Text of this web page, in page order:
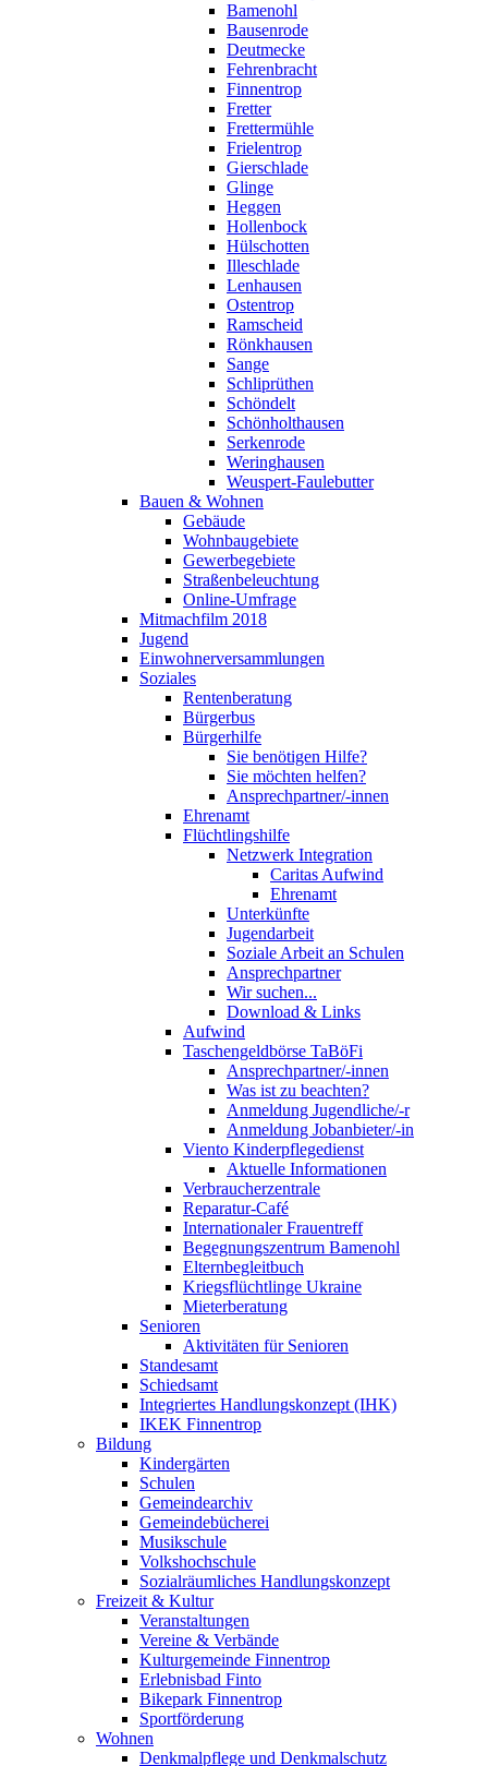
Bamenohl
Bausenrode
Deutmecke
Fehrenbracht
Finnentrop
Fretter
Frettermühle
Frielentrop
Gierschlade
Glinge
Heggen
Hollenbock
Hülschotten
Illeschlade
Lenhausen
Ostentrop
Ramscheid
Rönkhausen
Sange
Schliprüthen
Schöndelt
Schönholthausen
Serkenrode
Weringhausen
Weuspert-Faulebutter
Bauen & Wohnen
Gebäude
Wohnbaugebiete
Gewerbegebiete
Straßenbeleuchtung
Online-Umfrage
Mitmachfilm 2018
Jugend
Einwohnerversammlungen
Soziales
Rentenberatung
Bürgerbus
Bürgerhilfe
Sie benötigen Hilfe?
Sie möchten helfen?
Ansprechpartner/-innen
Ehrenamt
Flüchtlingshilfe
Netzwerk Integration
Caritas Aufwind
Ehrenamt
Unterkünfte
Jugendarbeit
Soziale Arbeit an Schulen
Ansprechpartner
Wir suchen...
Download & Links
Aufwind
Taschengeldbörse TaBöFi
Ansprechpartner/-innen
Was ist zu beachten?
Anmeldung Jugendliche/-r
Anmeldung Jobanbieter/-in
Viento Kinderpflegedienst
Aktuelle Informationen
Verbraucherzentrale
Reparatur-Café
Internationaler Frauentreff
Begegnungszentrum Bamenohl
Elternbegleitbuch
Kriegsflüchtlinge Ukraine
Mieterberatung
Senioren
Aktivitäten für Senioren
Standesamt
Schiedsamt
Integriertes Handlungskonzept (IHK)
IKEK Finnentrop
Bildung
Kindergärten
Schulen
Gemeindearchiv
Gemeindebücherei
Musikschule
Volkshochschule
Sozialräumliches Handlungskonzept
Freizeit & Kultur
Veranstaltungen
Vereine & Verbände
Kulturgemeinde Finnentrop
Erlebnisbad Finto
Bikepark Finnentrop
Sportförderung
Wohnen
Denkmalpflege und Denkmalschutz